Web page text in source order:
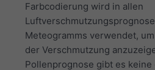
Farbcodierung wird in allen
Meteogramms verwendet,
der Verschmutzung
Pollenprognose gibt es